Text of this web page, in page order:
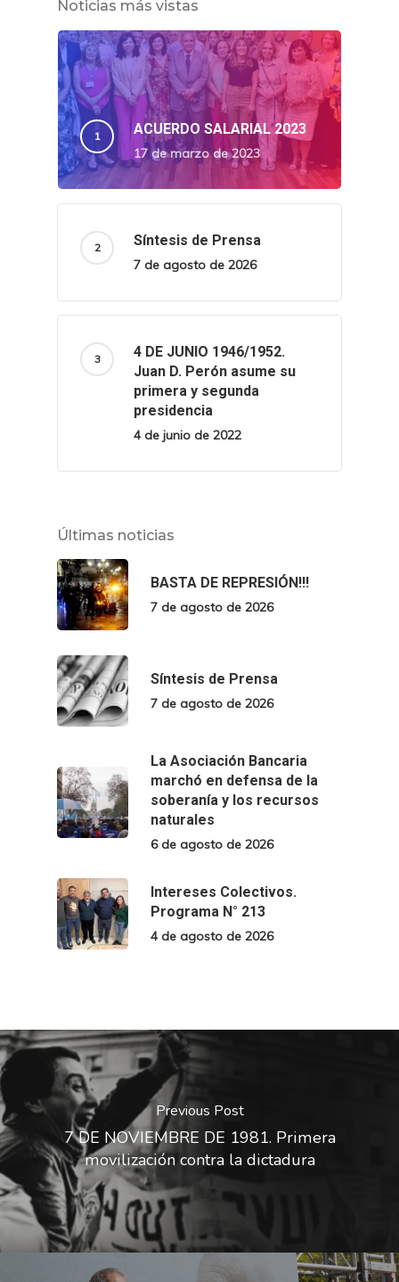
Noticias más vistas
ACUERDO SALARIAL 2023
17 de marzo de 2023
Síntesis de Prensa
7 de agosto de 2026
4 DE JUNIO 1946/1952.
Juan D. Perón asume su
primera y segunda
presidencia
4 de junio de 2022
Últimas noticias
BASTA DE REPRESIÓN!!!
7 de agosto de 2026
Síntesis de Prensa
7 de agosto de 2026
La Asociación Bancaria
marchó en defensa de la
soberanía y los recursos
naturales
6 de agosto de 2026
Intereses Colectivos.
Programa N° 213
4 de agosto de 2026
Previous Post
7 DE NOVIEMBRE DE 1981. Primera
movilización contra la dictadura